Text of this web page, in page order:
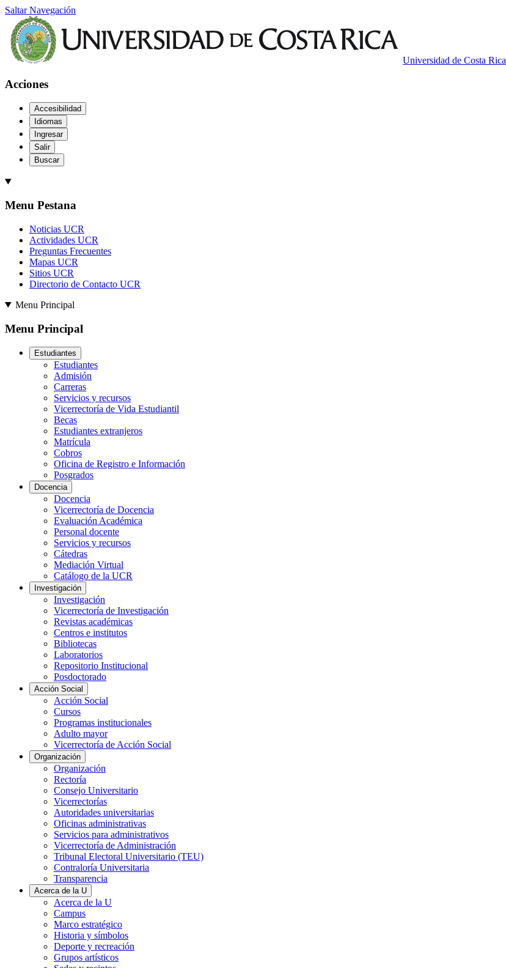
Saltar Navegación
Universidad de Costa Rica
Acciones
Accesibilidad
Idiomas
Ingresar
Salir
Buscar
Menu Pestana
Noticias UCR
Actividades UCR
Preguntas Frecuentes
Mapas UCR
Sitios UCR
Directorio de Contacto UCR
Menu Principal
Menu Principal
Estudiantes
Estudiantes
Admisión
Carreras
Servicios y recursos
Vicerrectoría de Vida Estudiantil
Becas
Estudiantes extranjeros
Matrícula
Cobros
Oficina de Registro e Información
Posgrados
Docencia
Docencia
Vicerrectoría de Docencia
Evaluación Académica
Personal docente
Servicios y recursos
Cátedras
Mediación Virtual
Catálogo de la UCR
Investigación
Investigación
Vicerrectoría de Investigación
Revistas académicas
Centros e institutos
Bibliotecas
Laboratorios
Repositorio Institucional
Posdoctorado
Acción Social
Acción Social
Cursos
Programas institucionales
Adulto mayor
Vicerrectoría de Acción Social
Organización
Organización
Rectoría
Consejo Universitario
Vicerrectorías
Autoridades universitarias
Oficinas administrativas
Servicios para administrativos
Vicerrectoría de Administración
Tribunal Electoral Universitario (TEU)
Contraloría Universitaria
Transparencia
Acerca de la U
Acerca de la U
Campus
Marco estratégico
Historia y símbolos
Deporte y recreación
Grupos artísticos